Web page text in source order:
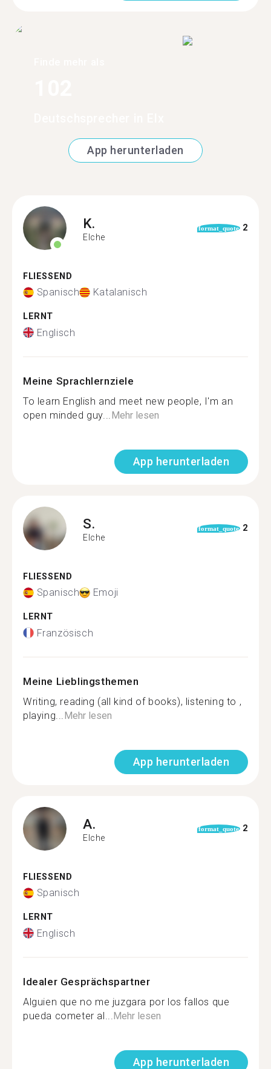
App herunterladen
K.
Elche
format_quote 2
FLIESSEND
Spanisch Katalanisch
LERNT
Englisch
Meine Sprachlernziele
To learn English and meet new people, I'm an
open minded guy... Mehr lesen
App herunterladen
S.
Elche
format_quote 2
FLIESSEND
Spanisch Emoji
LERNT
Französisch
Meine Lieblingsthemen
Writing, reading (all kind of books), listening to ,
playing... Mehr lesen
App herunterladen
A.
Elche
format_quote 2
FLIESSEND
Spanisch
LERNT
Englisch
Idealer Gesprächspartner
Alguien que no me juzgara por los fallos que
pueda cometer al... Mehr lesen
App herunterladen